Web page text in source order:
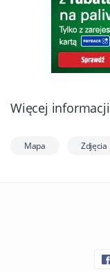
Więcej informacji
Mapa Zdjęcia